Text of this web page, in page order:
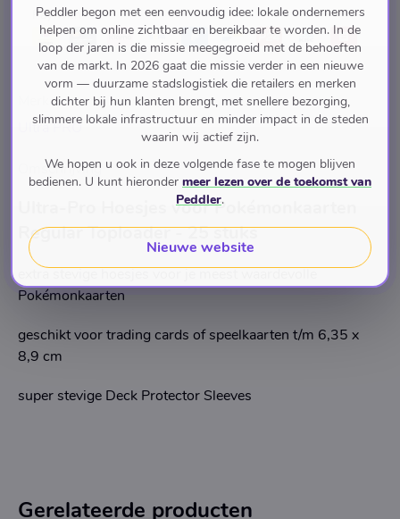
Pay with
Ultra PRO
Omschrijving
Ultra-Pro Hoesjes voor Pokémonkaarten
Regular Toploader - 25 stuks
extra stevige hoesjes voor je meest waardevolle
Pokémonkaarten
geschikt voor trading cards of speelkaarten t/m 6,35 x
8,9 cm
super stevige Deck Protector Sleeves
Gerelateerde producten
Peddler begon met een eenvoudig idee: lokale ondernemers
helpen om online zichtbaar en bereikbaar te worden. In de
loop der jaren is die missie meegegroeid met de behoeften
van de markt. In 2026 gaat die missie verder in een nieuwe
vorm — duurzame stadslogistiek die retailers en merken
dichter bij hun klanten brengt, met snellere bezorging,
slimmere lokale infrastructuur en minder impact in de steden
waarin wij actief zijn.
We hopen u ook in deze volgende fase te mogen blijven
bedienen. U kunt hieronder meer lezen over de toekomst van
Peddler.
Nieuwe website